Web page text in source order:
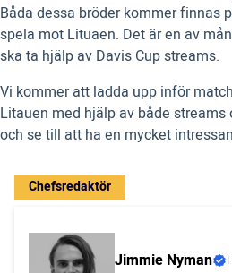
Båda dessa bröder kommer finnas
spela mot Lituaen. Det är en av
ska ta hjälp av Davis Cup streams.
Vi kommer att ladda upp inför
Litauen med hjälp av både streams
och se till att ha en mycket
Chefsredaktör
Jimmie Nyman